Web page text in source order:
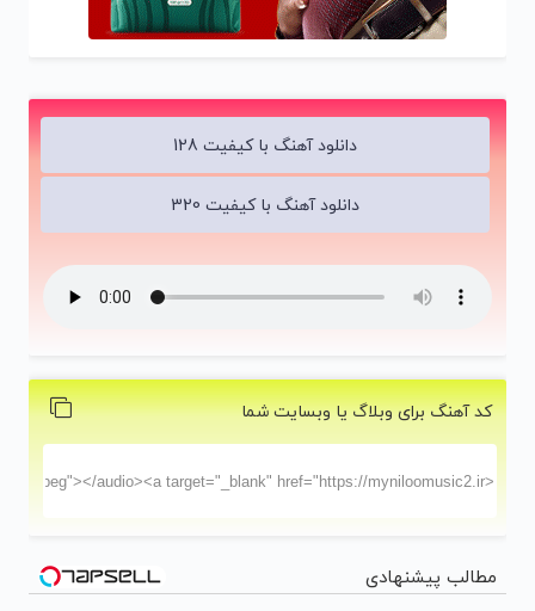
دانلود آهنگ با کیفیت 128
دانلود آهنگ با کیفیت 320
کد آهنگ برای وبلاگ یا وبسایت شما
مطالب پیشنهادی